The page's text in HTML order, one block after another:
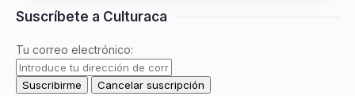
Suscríbete a Culturaca
Tu correo electrónico: